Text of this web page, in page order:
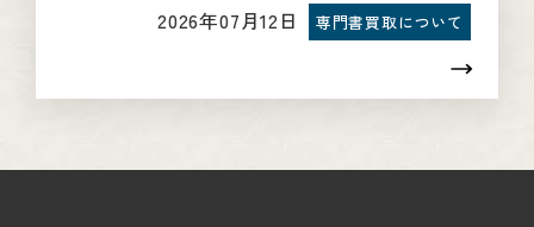
2026年07月12日 専門書買取について